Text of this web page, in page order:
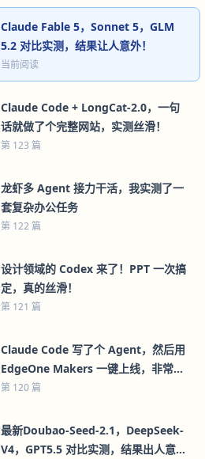
Claude Fable 5，Sonnet 5，GLM
5.2 对比实测，结果让人意外！
当前阅读
Claude Code + LongCat-2.0，一句
话就做了个完整网站，实测丝滑！
第 123 篇
龙虾多 Agent 接力干活，我实测了一
套复杂办公任务
第 122 篇
设计领域的 Codex 来了！PPT 一次搞
定，真的丝滑！
第 121 篇
Claude Code 写了个 Agent，然后用
EdgeOne Makers 一键上线，非常丝
滑！（附教程）
第 120 篇
最新Doubao-Seed-2.1，DeepSeek-
V4，GPT5.5 对比实测，结果出人意